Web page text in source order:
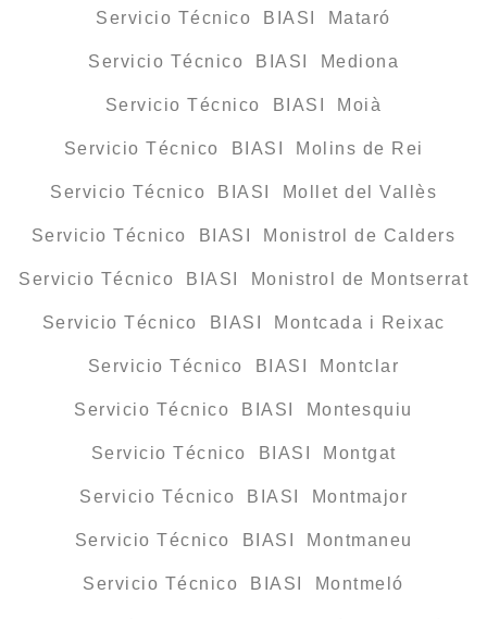
Servicio Técnico BIASI Mataró
Servicio Técnico BIASI Mediona
Servicio Técnico BIASI Moià
Servicio Técnico BIASI Molins de Rei
Servicio Técnico BIASI Mollet del Vallès
Servicio Técnico BIASI Monistrol de Calders
Servicio Técnico BIASI Monistrol de Montserrat
Servicio Técnico BIASI Montcada i Reixac
Servicio Técnico BIASI Montclar
Servicio Técnico BIASI Montesquiu
Servicio Técnico BIASI Montgat
Servicio Técnico BIASI Montmajor
Servicio Técnico BIASI Montmaneu
Servicio Técnico BIASI Montmeló